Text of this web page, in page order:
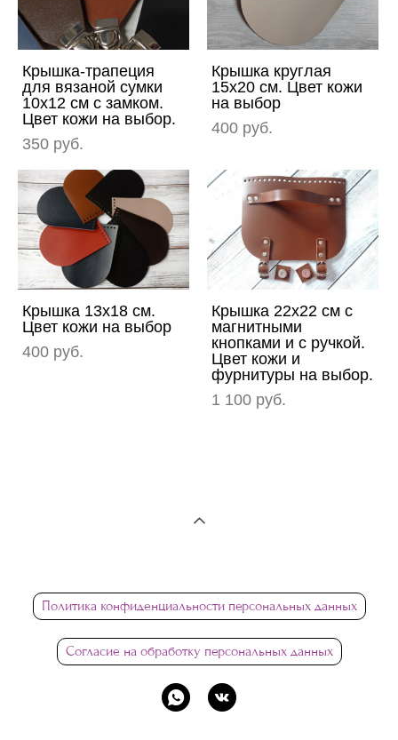
Крышка-трапеция
для вязаной сумки
10х12 см с замком.
Цвет кожи на выбор.
350 pуб.
Крышка круглая
15х20 см. Цвет кожи
на выбор
400 pуб.
Крышка 13х18 см.
Цвет кожи на выбор
400 pуб.
Крышка 22х22 см с
магнитными
кнопками и с ручкой.
Цвет кожи и
фурнитуры на выбор.
1 100 pуб.
Политика конфиденциальности персональных данных
Согласие на обработку персональных данных